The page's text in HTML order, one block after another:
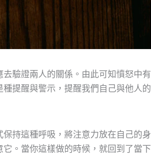
驗證兩人的關係。由此可知憤怒中有
提醒與警示，提醒我們自己與他人的
持這種呼吸，將注意力放在自己的身
。當你這樣做的時候，就回到了當下